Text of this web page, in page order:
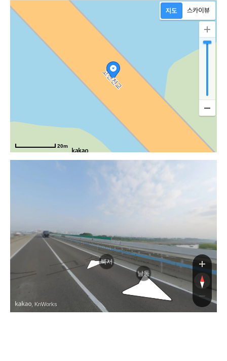
20m
북서
남동
, KnWorks